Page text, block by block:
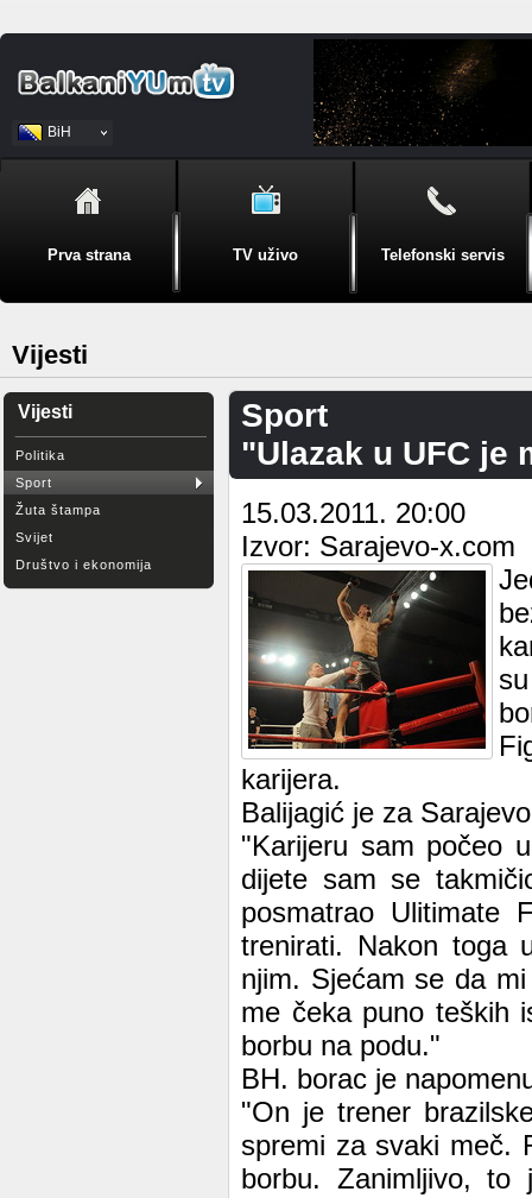
BiH
Srpski
Prva strana TV uživo Telefonski servis
Vijesti
Vijesti
Politika
Sport
Žuta štampa
Svijet
Društvo i ekonomija
Sport
"Ulazak u UFC je
15.03.2011. 20:00
Izvor: Sarajevo-x.com
karijera.
Balijagić je za
"Karijeru sam počeo
dijete sam se
posmatrao Ulitimate
trenirati. Nakon toga
njim. Sjećam se da
me čeka puno teških
borbu na podu."
BH. borac je
"On je trener
spremi za svaki meč.
borbu. Zanimljivo,